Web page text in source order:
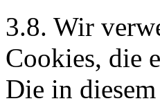
3.8. Wir
Cookies, die
Die in